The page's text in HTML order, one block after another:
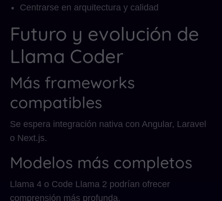
Centrarse en arquitectura y calidad
Futuro y evolución de
Llama Coder
Más frameworks
compatibles
Se espera integración nativa con Angular, Laravel
o Next.js.
Modelos más completos
Llama 4 o Code Llama 2 podrían ofrecer
comprensión más profunda.